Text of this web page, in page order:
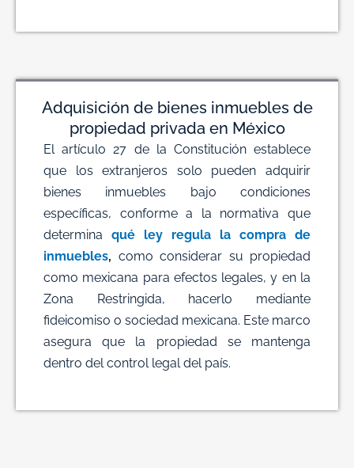
Adquisición de bienes inmuebles de
propiedad privada en México
El artículo 27 de la Constitución establece
que los extranjeros solo pueden adquirir
bienes inmuebles bajo condiciones
específicas, conforme a la normativa que
determina qué ley regula la compra de
inmuebles, como considerar su propiedad
como mexicana para efectos legales, y en la
Zona Restringida, hacerlo mediante
fideicomiso o sociedad mexicana. Este marco
asegura que la propiedad se mantenga
dentro del control legal del país.